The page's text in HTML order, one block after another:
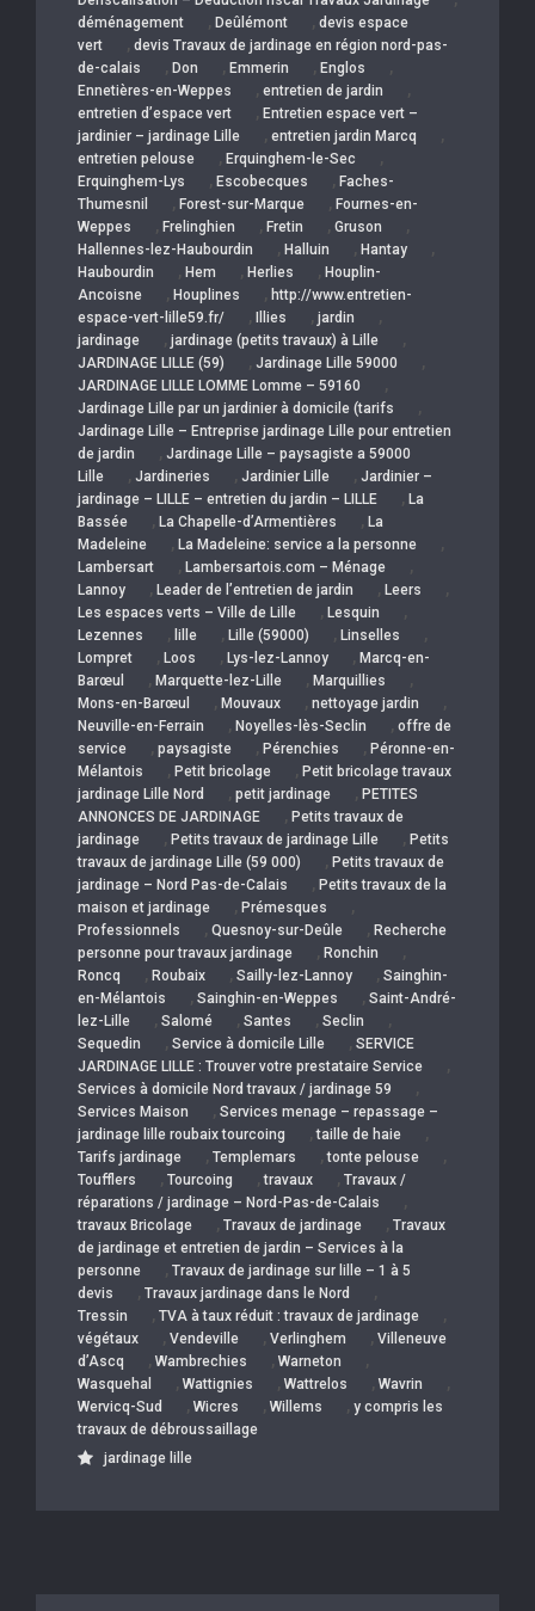
déménagement , Deûlémont , devis espace
vert
, devis Travaux de jardinage en région nord-pas-
de-calais
, Don , Emmerin , Englos ,
Ennetières-en-Weppes , entretien de jardin ,
entretien d’espace vert , Entretien espace vert –
jardinier – jardinage Lille
, entretien jardin Marcq ,
entretien pelouse , Erquinghem-le-Sec ,
Erquinghem-Lys , Escobecques , Faches-
Thumesnil
, Forest-sur-Marque , Fournes-en-
Weppes
, Frelinghien , Fretin , Gruson ,
Hallennes-lez-Haubourdin , Halluin , Hantay ,
Haubourdin , Hem , Herlies , Houplin-
Ancoisne
, Houplines , http://www.entretien-
espace-vert-lille59.fr/
, Illies , jardin ,
jardinage , jardinage (petits travaux) à Lille ,
JARDINAGE LILLE (59) , Jardinage Lille 59000 ,
JARDINAGE LILLE LOMME Lomme – 59160 ,
Jardinage Lille par un jardinier à domicile (tarifs ,
Jardinage Lille – Entreprise jardinage Lille pour entretien
de jardin
, Jardinage Lille – paysagiste a 59000
Lille
, Jardineries , Jardinier Lille , Jardinier –
jardinage – LILLE – entretien du jardin – LILLE
, La
Bassée
, La Chapelle-d’Armentières , La
Madeleine
, La Madeleine: service a la personne ,
Lambersart , Lambersartois.com – Ménage ,
Lannoy , Leader de l’entretien de jardin , Leers ,
Les espaces verts – Ville de Lille , Lesquin ,
Lezennes , lille , Lille (59000) , Linselles ,
Lompret , Loos , Lys-lez-Lannoy , Marcq-en-
Barœul
, Marquette-lez-Lille , Marquillies ,
Mons-en-Barœul , Mouvaux , nettoyage jardin ,
Neuville-en-Ferrain , Noyelles-lès-Seclin , offre de
service
, paysagiste , Pérenchies , Péronne-en-
Mélantois
, Petit bricolage , Petit bricolage travaux
jardinage Lille Nord
, petit jardinage , PETITES
ANNONCES DE JARDINAGE
, Petits travaux de
jardinage
, Petits travaux de jardinage Lille , Petits
travaux de jardinage Lille (59 000)
, Petits travaux de
jardinage – Nord Pas-de-Calais
, Petits travaux de la
maison et jardinage
, Prémesques ,
Professionnels , Quesnoy-sur-Deûle , Recherche
personne pour travaux jardinage
, Ronchin ,
Roncq , Roubaix , Sailly-lez-Lannoy , Sainghin-
en-Mélantois
, Sainghin-en-Weppes , Saint-André-
lez-Lille
, Salomé , Santes , Seclin ,
Sequedin , Service à domicile Lille , SERVICE
JARDINAGE LILLE : Trouver votre prestataire Service
,
Services à domicile Nord travaux / jardinage 59 ,
Services Maison , Services menage – repassage –
jardinage lille roubaix tourcoing
,taille de haie ,
Tarifs jardinage , Templemars ,tonte pelouse ,
Toufflers , Tourcoing ,travaux , Travaux /
réparations / jardinage – Nord-Pas-de-Calais
,
travaux Bricolage , Travaux de jardinage , Travaux
de jardinage et entretien de jardin – Services à la
personne
, Travaux de jardinage sur lille – 1 à 5
devis
, Travaux jardinage dans le Nord ,
Tressin , TVA à taux réduit : travaux de jardinage ,
végétaux , Vendeville , Verlinghem , Villeneuve
d’Ascq
, Wambrechies , Warneton ,
Wasquehal , Wattignies , Wattrelos , Wavrin ,
Wervicq-Sud , Wicres , Willems , y compris les
travaux de débroussaillage
jardinage lille